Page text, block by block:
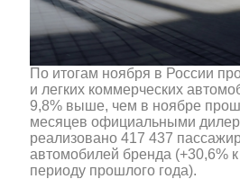
По итогам ноября в России
и легких коммерческих
9,8% выше, чем в ноябре
месяцев официальными
реализовано 417 437
автомобилей бренда (+30,6%
периоду прошлого года).